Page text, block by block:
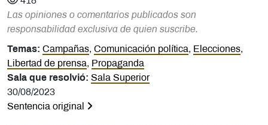
Las opiniones o comentarios publicados son
responsabilidad exclusiva de quien suscribe.
Temas: Campañas, Comunicación política, Elecciones,
Libertad de prensa, Propaganda
Sala que resolvió: Sala Superior
30/08/2023
Sentencia original